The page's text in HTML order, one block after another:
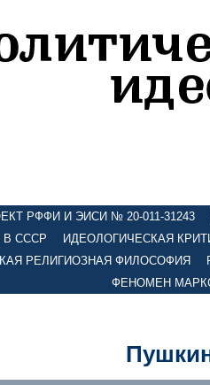
РФФИ И ЭИСИ № 20-011-31243
В СССР ИДЕОЛОГИЧЕСКАЯ
РЕЛИГИОЗНАЯ ФИЛОСОФИЯ
ФЕНОМЕН